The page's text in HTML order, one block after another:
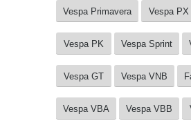
Vespa Primavera Vespa PX
Vespa PK Vespa Sprint
Vespa GT Vespa VNB
Vespa VBA Vespa VBB